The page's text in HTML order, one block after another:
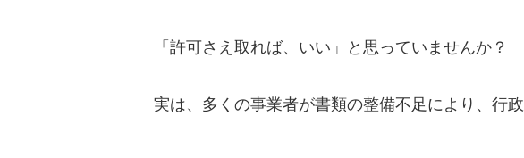
「許可さえ取れば、いい」と思っていませんか？
実は、多くの事業者が書類の整備不足により、行